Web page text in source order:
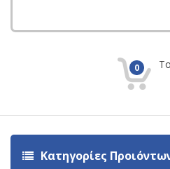
0
Κατηγορίες